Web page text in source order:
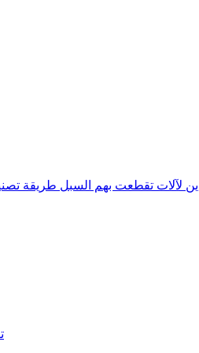
لآلات تقطعت بهم السبل طريقة